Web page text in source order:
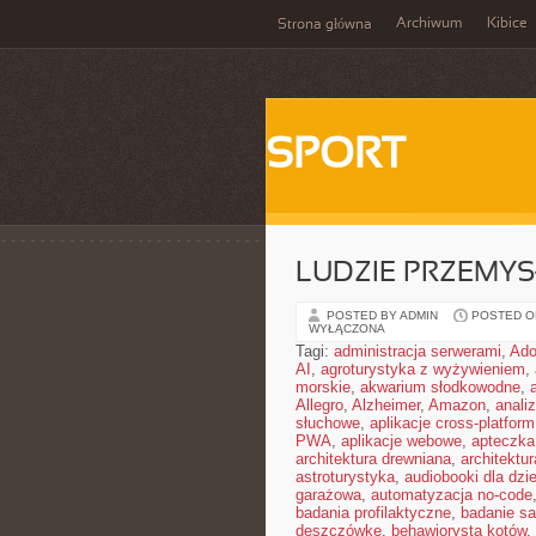
Strona główna Archiwum Kibice
SPORT
LUDZIE
POSTED BY ADMIN POSTED
WYŁĄCZONA
Tagi: administracja serwerami,
AI , agroturystyka z wyżywieniem,
morskie, akwarium słodkowodne,
Allegro, Alzheimer, Amazon,
słuchowe, aplikacje cross-platform
PWA, aplikacje webowe,
architektura drewniana,
astroturystyka, audiobooki dla
garażowa, automatyzacja no-code,
badania profilaktyczne, badanie
deszczówkę, behawiorysta kotów,